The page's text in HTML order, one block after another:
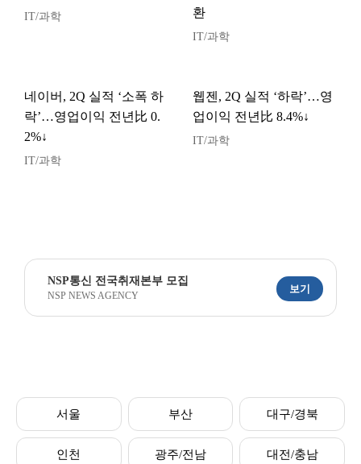
IT/과학
환
IT/과학
네이버, 2Q 실적 ‘소폭 하
락’…영업이익 전년比 0.
2%↓
IT/과학
웹젠, 2Q 실적 ‘하락’…영
업이익 전년比 8.4%↓
IT/과학
NSP통신 전국취재본부 모집
NSP NEWS AGENCY
보기
서울 부산 대구/경북
인천 광주/전남 대전/충남